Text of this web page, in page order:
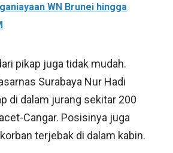
WN Brunei hingga
pikap juga tidak mudah.
Surabaya Nur Hadi
di dalam jurang sekitar 200
Cangar. Posisinya juga
terjebak di dalam kabin.